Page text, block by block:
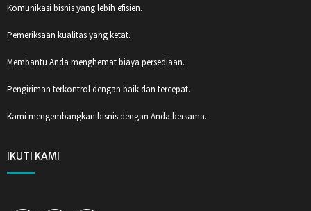
Komunikasi bisnis yang lebih efisien.
Pemeriksaan kualitas yang ketat.
Membantu Anda menghemat biaya persediaan.
Pengiriman terkontrol dengan baik dan tercepat.
Kami mengembangkan bisnis dengan Anda bersama.
IKUTI KAMI